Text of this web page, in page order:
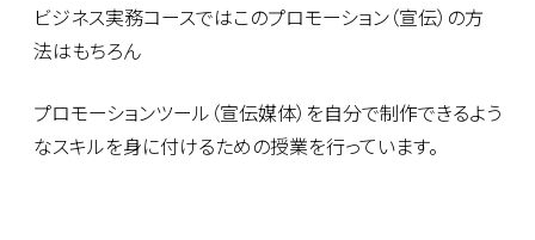
ビジネス実務コースではこのプロモーション（宣伝）の方
法はもちろん
プロモーションツール（宣伝媒体）を自分で制作できるよう
なスキルを身に付けるための授業を行っています。